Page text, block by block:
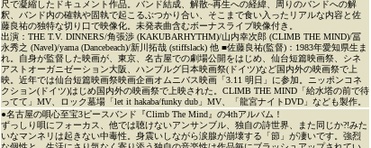
尺で凝縮したドキュメント作品。バンド結成、解散~再生への経緯、周りのバンドへの解
釈、バンド内の確執や固執で起こるぶつかり合い、そこまで食い入ったリアルな内容と佐
藤良祐の独特な切り口で映像化。未発表曲含むボーナスライブ映像付き。
出演：THE T.V. DINNERS/角張渉 (KAKUBARHYTHM)/山内幸次郎 (CLIMB THE MIND)/冨
永秀之 (Navel)/yama (Dancebeach)/新川拓哉 (stiffslack) 他 ■佐藤良祐(監督)：1983年愛知県生ま
れ。自身が監督した映画が、東京、名古屋での劇場公開をはじめ、仙台短篇映画祭、シネ
アストオーガニゼーション大阪、ハンブルグ日本映画祭(ドイツ)など国内外の映画祭で上
映。近年では仙台短篇映画祭映画企画オムニバス映画「3.11 明日」に参加。ニッポンコネ
クション(ドイツ)はじめ国内外の映画祭で上映された。CLIMB THE MIND「給水塔の前で待
ってて」MV、ロック墓場「let it hakaba/funky dub」MV、「龍宮ナイトDVD」なども製作。
●名古屋の唄心至宝3ピースバンド『Climb The Mind』の4thアルバム！
ずっしり唄にフォーカス、他では聴けないアンサンブル、独自の詩世界、また同じか?!みた
いなマンネリは起きない中毒性。身震いしながら涙腺が崩壊する「節」が凄いです。強烈